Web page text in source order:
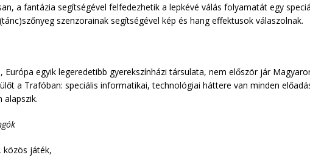
a fantázia segítségével felfedezhetik a lepkévé válás folyamatát egy
szenzorainak segítségével kép és hang effektusok válaszolnak.
Európa egyik legeredetibb gyerekszínházi társulata, nem először jár
a Trafóban: speciális informatikai, technológiai háttere van minden
alapszik.
közös játék,